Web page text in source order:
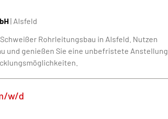
| Alsfeld
Rohrleitungsbau in Alsfeld. Nutzen
und genießen Sie eine unbefristete Anstellung
w/d